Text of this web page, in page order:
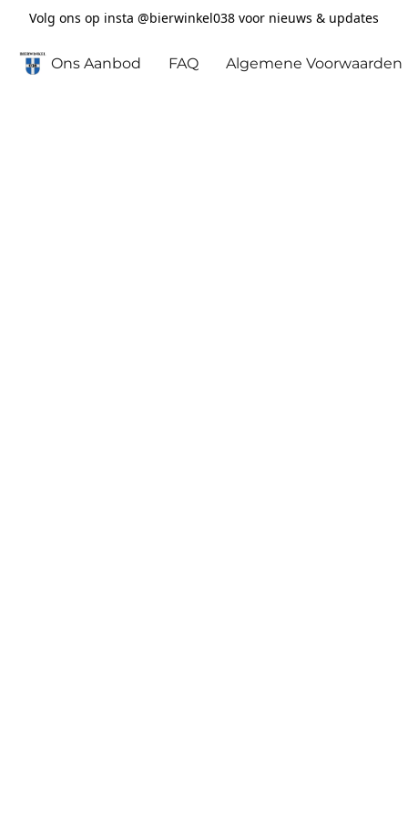
Volg ons op insta @bierwinkel038 voor nieuws & updates
Ons Aanbod FAQ Algemene Voorwaarden